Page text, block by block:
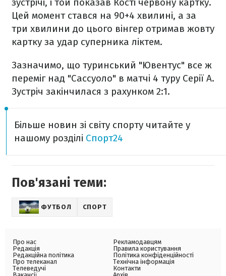
Цей момент стався на 90+4 хвилині, а за
три хвилини до цього вінгер отримав жовту
картку за удар суперника ліктем.
Зазначимо, що туринський "Ювентус" все ж
переміг над "Сассуоло" в матчі 4 туру Серії А.
Зустріч закінчилася з рахунком 2:1.
Більше новин зі світу спорту читайте у
нашому розділі Спорт24
Пов'язані теми:
ФУТБОЛ СПОРТ
Про нас
Редакція
Редакційна політика
Про телеканал
Телеведучі
Рекламодавцям
Правила користування
Політика конфіденційності
Технічна інформація
Контакти